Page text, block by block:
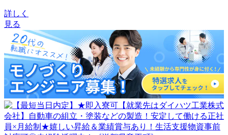
詳しく
見る